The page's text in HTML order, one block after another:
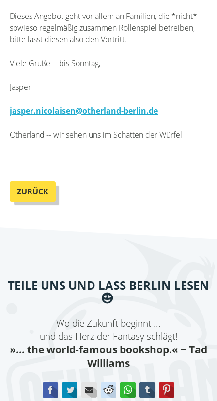
Dieses Angebot geht vor allem an Familien, die *nicht*
sowieso regelmäßig zusammen Rollenspiel betreiben,
bitte lasst diesen also den Vortritt.
Viele Grüße -- bis Sonntag,
Jasper
jasper.nicolaisen@otherland-berlin.de
Otherland -- wir sehen uns im Schatten der Würfel
ZURÜCK
TEILE UNS UND LASS BERLIN LESEN
Wo die Zukunft beginnt ...
und das Herz der Fantasy schlägt!
»... the world-famous bookshop.« − Tad
Williams
FacebookTwitterE-mail Reddit WhatsApp
tumblr